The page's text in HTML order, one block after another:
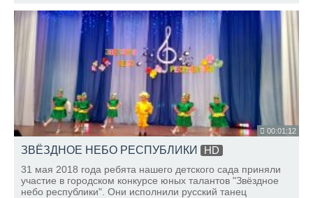
00:01:12
ЗВЁЗДНОЕ НЕБО РЕСПУБЛИКИ
HD
31 мая 2018 года ребята нашего детского сада приняли
участие в городском конкурсе юных талантов "Звёздное
небо республики". Они исполнили русский танец